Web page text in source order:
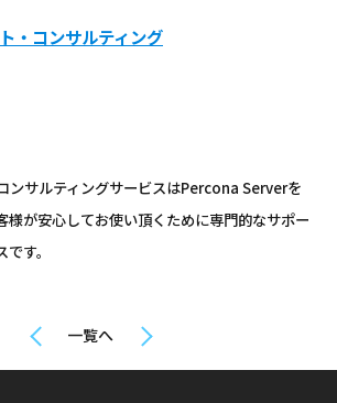
・コンサルティング
ンサルティングサービスはPercona Serverを
様が安心してお使い頂くために専門的なサポー
す。
一覧へ